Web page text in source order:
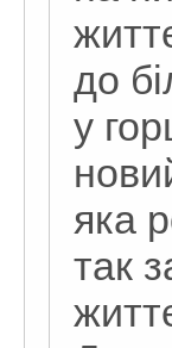
до
у
яка
так